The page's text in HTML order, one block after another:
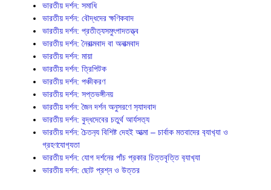
ভারতীয় দর্শন: সমাধি
ভারতীয় দর্শন: বৌদ্ধদের ক্ষণিকবাদ
ভারতীয় দর্শন: প্রতীত‍্যসমুৎপাদতত্ত্ব
ভারতীয় দর্শন: নৈরাত্মবাদ বা অনাত্মবাদ
ভারতীয় দর্শন: মায়া
ভারতীয় দর্শন: ত্রিপিটক
ভারতীয় দর্শন: পঞ্চীকরণ
ভারতীয় দর্শন: সপ্তভঙ্গীনয়
ভারতীয় দর্শন: জৈন দর্শন অনুসরণে স‍্যাদবাদ
ভারতীয় দর্শন: বুদ্ধদেবের চতুর্থ আর্যসত‍্য
ভারতীয় দর্শন: চৈতন‍্য বিশিষ্ট দেহই আত্মা – চার্বাক মতবাদের ব‍্যাখ‍্যা ও
গ্রহণযোগ‍্যতা
ভারতীয় দর্শন: যোগ দর্শনের পাঁচ প্রকার চিত্তবৃত্তি ব‍্যাখ‍্যা
ভারতীয় দর্শন: ছোট প্রশ্ন ও উত্তর